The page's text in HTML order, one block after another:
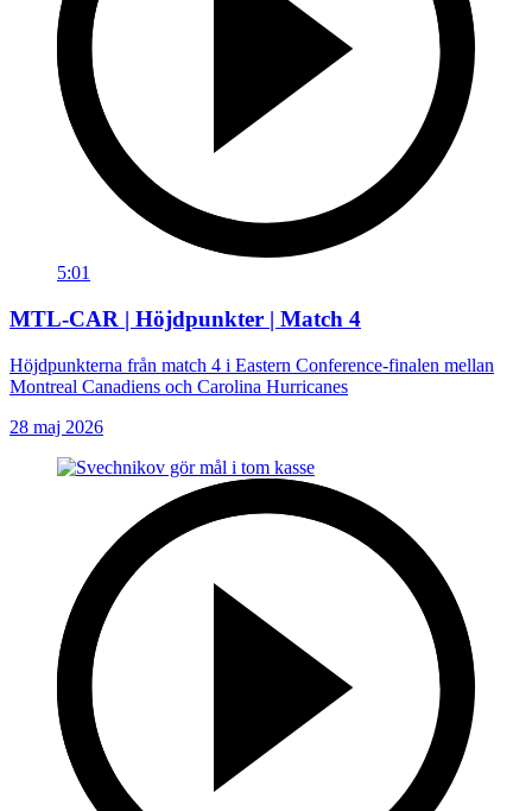
5:01
MTL-CAR | Höjdpunkter | Match 4
Höjdpunkterna från match 4 i Eastern Conference-finalen mellan
Montreal Canadiens och Carolina Hurricanes
28 maj 2026